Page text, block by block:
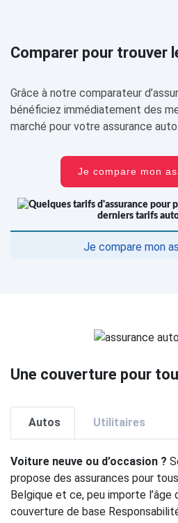
Comparer pour trouver
Grâce à notre comparateur
bénéficiez immédiatement des
marché pour votre assurance auto.
Je compare mon
derniers tarifs
Je compare mon
Une couverture pour
Autos Utilitaires
Voiture neuve ou d’occasion ?
propose des assurances pour
Belgique et ce, peu importe
couverture de base